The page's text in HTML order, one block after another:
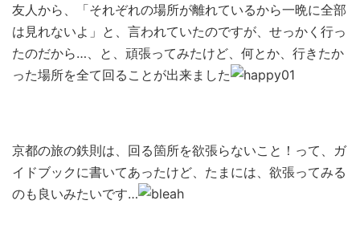
友人から、「それぞれの場所が離れているから一晩に全部
は見れないよ」と、言われていたのですが、せっかく行っ
たのだから…、と、頑張ってみたけど、何とか、行きたか
った場所を全て回ることが出来ました
京都の旅の鉄則は、回る箇所を欲張らないこと！って、ガ
イドブックに書いてあったけど、たまには、欲張ってみる
のも良いみたいです…